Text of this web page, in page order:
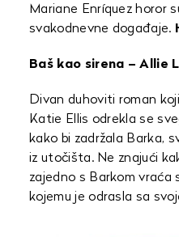
Mariane Enríquez horor
svakodnevne događaje.
Baš kao sirena – Allie
Divan duhoviti roman
Katie Ellis odrekla se
kako bi zadržala Barka,
iz utočišta. Ne znajući
zajedno s Barkom vraća
kojemu je odrasla sa